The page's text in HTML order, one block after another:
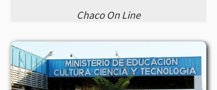
Chaco On Line